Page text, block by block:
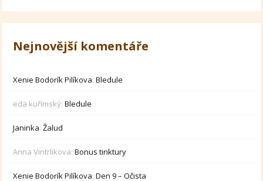
Nejnovější komentáře
Xenie Bodorík Pilíkova:Bledule
eda kuřímský:Bledule
Janinka:Žalud
Anna Vintrlikova:Bonus tinktury
Xenie Bodorík Pilíkova:Den 9 – Očista